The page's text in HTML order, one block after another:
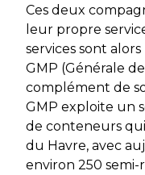
Ces deux
leur propre
services sont
GMP (Générale
complément de
GMP exploite un
de conteneurs
du Havre, avec
environ 250